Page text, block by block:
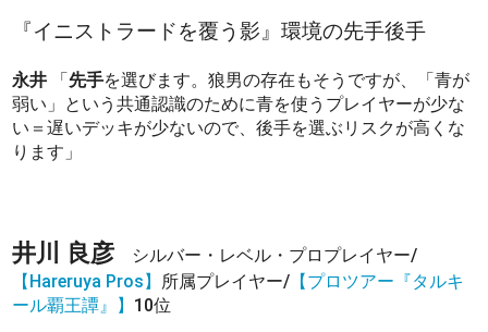
『イニストラードを覆う影』環境の先手後手
永井 「先手を選びます。狼男の存在もそうですが、「青が
弱い」という共通認識のために青を使うプレイヤーが少な
い＝遅いデッキが少ないので、後手を選ぶリスクが高くな
ります」
井川 良彦 シルバー・レベル・プロプレイヤー/
【Hareruya Pros】 所属プレイヤー/ 【プロツアー『タルキ
ール覇王譚』】 10位